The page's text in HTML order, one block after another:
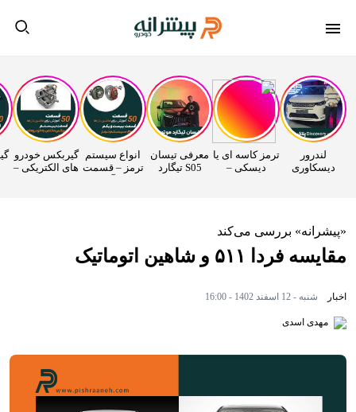
لندرور
دیسکاوری
ترمز کاسه ای یا
دیسکی –
معرفی تیسان
S05 تیگارد
انواع سیستم
ترمز – قسمت
گیربکس خودرو
های الکتریکی –
«پیشرانه» بررسی می‌کند
مقایسه فردا ۵۱۱ و شاهین اتوماتیک
اخبار شنبه - 12 اسفند 1402 - 16:00
مهدی اسدی